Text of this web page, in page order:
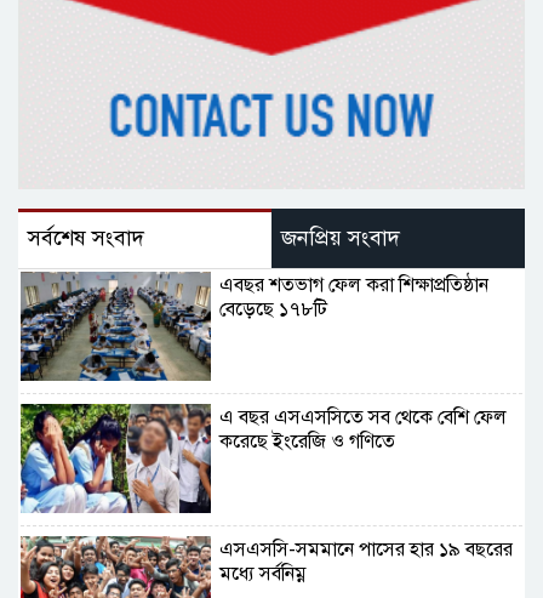
সর্বশেষ সংবাদ জনপ্রিয় সংবাদ
এবছর শতভাগ ফেল করা শিক্ষাপ্রতিষ্ঠান
বেড়েছে ১৭৮টি
এ বছর এসএসসিতে সব থেকে বেশি ফেল
করেছে ইংরেজি ও গণিতে
এসএসসি-সমমানে পাসের হার ১৯ বছরের
মধ্যে সর্বনিম্ন